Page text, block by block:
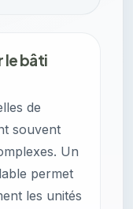
le bâti
de
souvent
Un
permet
les unités